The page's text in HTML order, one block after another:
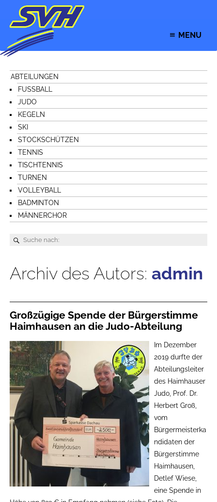
MENU
ABTEILUNGEN
FUSSBALL
JUDO
KEGELN
SKI
STOCKSCHÜTZEN
TENNIS
TISCHTENNIS
TURNEN
VOLLEYBALL
BADMINTON
MÄNNERCHOR
Archiv des Autors: admin
Großzügige Spende der Bürgerstimme
Haimhausen an die Judo-Abteilung
Im Dezember
2019 durfte der
Abteilungsleiter
des Haimhauser
Judo, Prof. Dr.
Herbert Groß,
vom
Bürgermeisterka
ndidaten der
Bürgerstimme
Haimhausen,
Detlef Wiese,
eine Spende in